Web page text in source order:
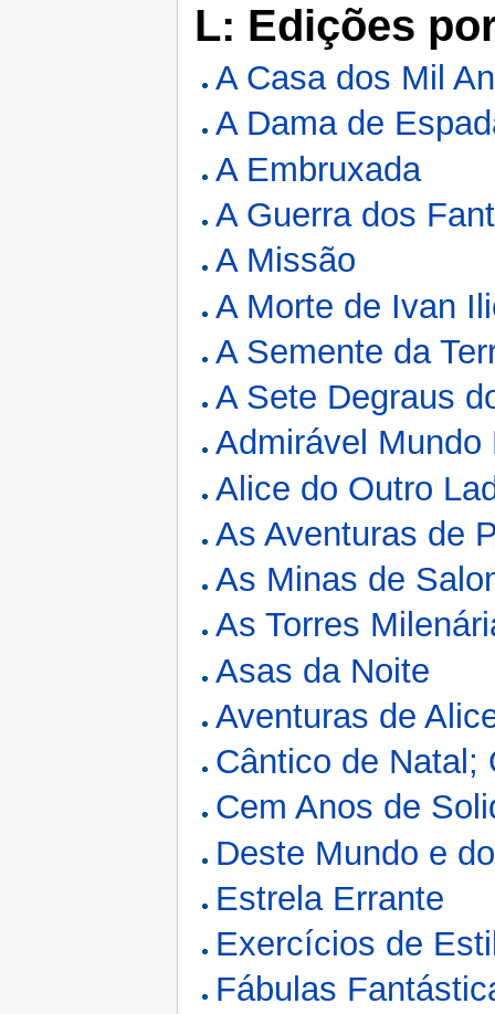
L: Edições
A Casa dos Mil
A Dama de
A Embruxada
A Guerra dos
A Missão
A Morte de Ivan
A Semente da
A Sete Degraus
Admirável Mundo
Alice do Outro
As Aventuras de
As Minas de
As Torres
Asas da Noite
Aventuras de
Cântico de Natal;
Cem Anos de
Deste Mundo e
Estrela Errante
Exercícios de
Fábulas